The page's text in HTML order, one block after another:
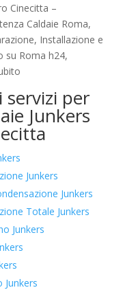
Cinecitta –
Caldaie Roma,
Installazione e
su Roma h24,
servizi per
Junkers
Junkers
Junkers
Totale Junkers
Junkers
Junkers